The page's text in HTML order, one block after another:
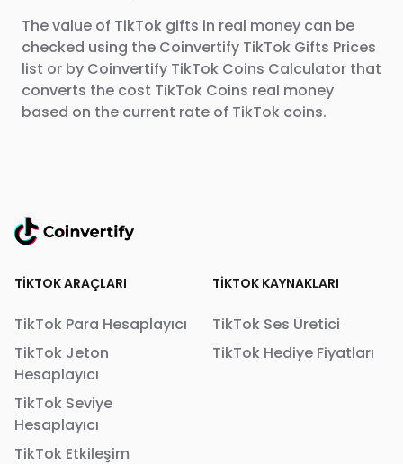
The value of TikTok gifts in real money can be
checked using the Coinvertify TikTok Gifts Prices
list or by Coinvertify TikTok Coins Calculator that
converts the cost TikTok Coins real money
based on the current rate of TikTok coins.
TIKTOK ARAÇLARI
TikTok Para Hesaplayıcı
TikTok Jeton
Hesaplayıcı
TikTok Seviye
Hesaplayıcı
TikTok Etkileşim
TIKTOK KAYNAKLARI
TikTok Ses Üretici
TikTok Hediye Fiyatları